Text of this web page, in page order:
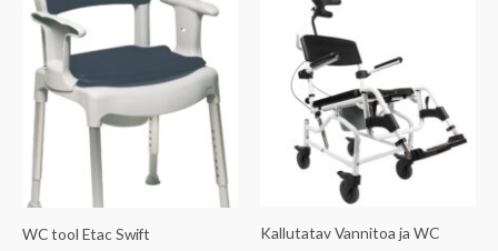
WC tool Etac Swift
Kallutatav Vannitoa ja WC